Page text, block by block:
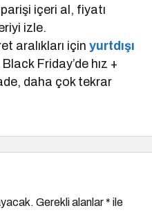
içeri al, fiyatı
izle.
aralıkları için yurtdışı
Friday’de hız +
daha çok tekrar
Gerekli alanlar* ile